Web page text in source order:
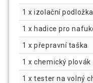
1 x izolační podložka
1 x hadice pro
1 x přepravní taška
1 x chemický plovák
1 x tester na volný